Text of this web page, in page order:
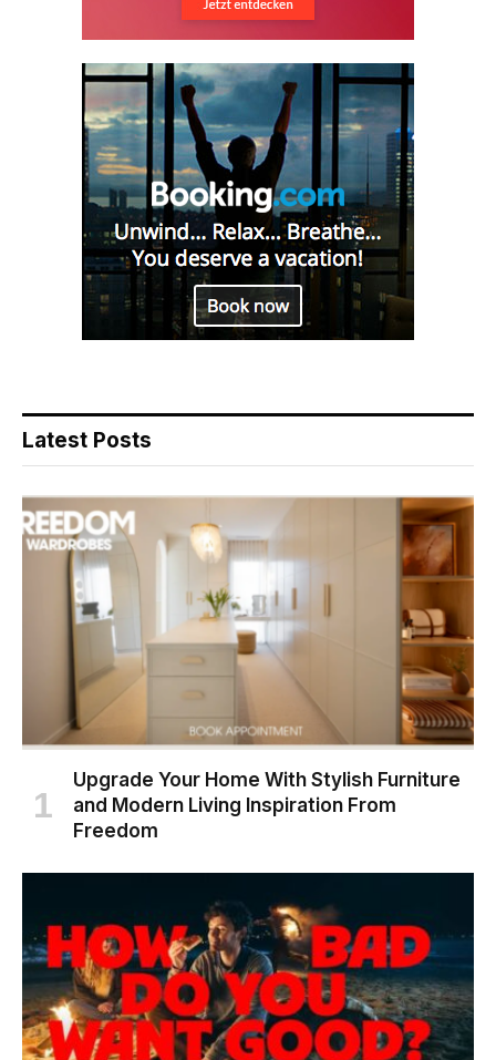
Latest Posts
Upgrade Your Home With Stylish Furniture
and Modern Living Inspiration From
Freedom